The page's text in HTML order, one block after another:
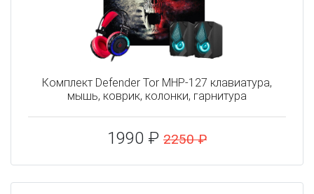
Комплект Defender Tor MHP-127 клавиатура,
мышь, коврик, колонки, гарнитура
1990 ₽ 2250 ₽